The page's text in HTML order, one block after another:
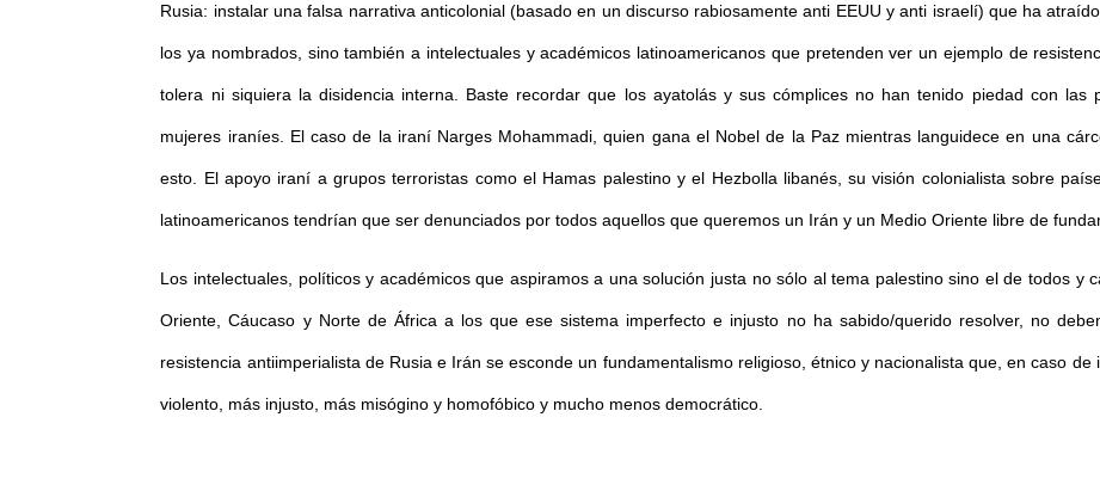
Rusia: instalar una falsa narrativa anticolonial (basado en un discurso rabiosamente anti EEUU y anti israelí) que ha
los ya nombrados, sino también a intelectuales y académicos latinoamericanos que pretenden ver un ejemplo de
tolera ni siquiera la disidencia interna. Baste recordar que los ayatolás y sus cómplices no han tenido piedad con las
mujeres iraníes. El caso de la iraní Narges Mohammadi, quien gana el Nobel de la Paz mientras languidece en una
esto. El apoyo iraní a grupos terroristas como el Hamas palestino y el Hezbolla libanés, su visión colonialista sobre
latinoamericanos tendrían que ser denunciados por todos aquellos que queremos un Irán y un Medio Oriente libre de
Los intelectuales, políticos y académicos que aspiramos a una solución justa no sólo al tema palestino sino el de todos y
Oriente, Cáucaso y Norte de África a los que ese sistema imperfecto e injusto no ha sabido/querido resolver, no
resistencia antiimperialista de Rusia e Irán se esconde un fundamentalismo religioso, étnico y nacionalista que, en caso
violento, más injusto, más misógino y homofóbico y mucho menos democrático.